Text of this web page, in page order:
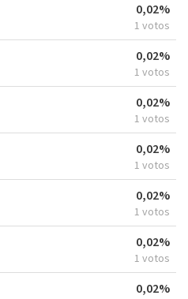
0,02%
1 votos
0,02%
1 votos
0,02%
1 votos
0,02%
1 votos
0,02%
1 votos
0,02%
1 votos
0,02%